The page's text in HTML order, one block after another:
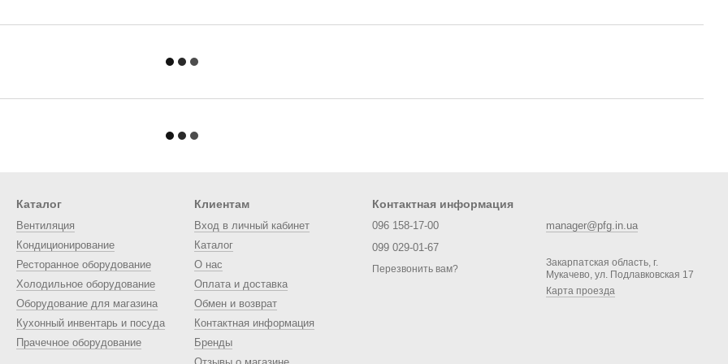
Каталог
Вентиляция
Кондиционирование
Ресторанное оборудование
Холодильное оборудование
Оборудование для магазина
Кухонный инвентарь и посуда
Прачечное оборудование
Клиентам
Вход в личный кабинет
Каталог
О нас
Оплата и доставка
Обмен и возврат
Контактная информация
Бренды
Контактная информация
096 158-17-00
099 029-01-67
Перезвонить вам?
manager@pfg.in.ua
Закарпатская область, г.
Мукачево, ул. Подлавковская 17
Карта проезда